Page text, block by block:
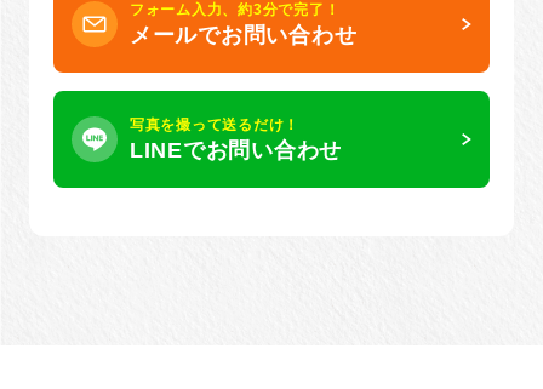
フォーム入力、約3分で完了！
メールでお問い合わせ
写真を撮って送るだけ！
LINEでお問い合わせ